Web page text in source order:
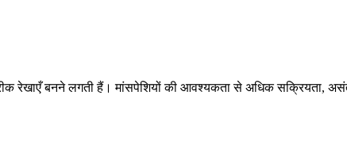
रेखाएँ बनने लगती हैं। मांसपेशियों की आवश्यकता से अधिक सक्रियता,